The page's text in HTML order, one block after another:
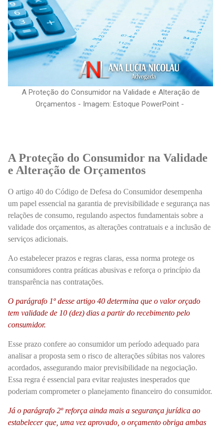
A Proteção do Consumidor na Validade e Alteração de
Orçamentos - Imagem: Estoque PowerPoint -
A Proteção do Consumidor na Validade
e Alteração de Orçamentos
O artigo 40 do Código de Defesa do Consumidor desempenha
um papel essencial na garantia de previsibilidade e segurança nas
relações de consumo, regulando aspectos fundamentais sobre a
validade dos orçamentos, as alterações contratuais e a inclusão de
serviços adicionais.
Ao estabelecer prazos e regras claras, essa norma protege os
consumidores contra práticas abusivas e reforça o princípio da
transparência nas contratações.
O parágrafo 1º desse artigo 40 determina que o valor orçado
tem validade de 10 (dez) dias a partir do recebimento pelo
consumidor.
Esse prazo confere ao consumidor um período adequado para
analisar a proposta sem o risco de alterações súbitas nos valores
acordados, assegurando maior previsibilidade na negociação.
Essa regra é essencial para evitar reajustes inesperados que
poderiam comprometer o planejamento financeiro do consumidor.
Já o parágrafo 2º reforça ainda mais a segurança jurídica ao
estabelecer que, uma vez aprovado, o orçamento obriga ambas